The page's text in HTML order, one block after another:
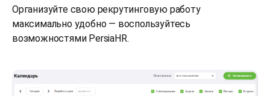
Организуйте свою рекрутинговую работу
максимально удобно — воспользуйтесь
возможностями PersiaHR.